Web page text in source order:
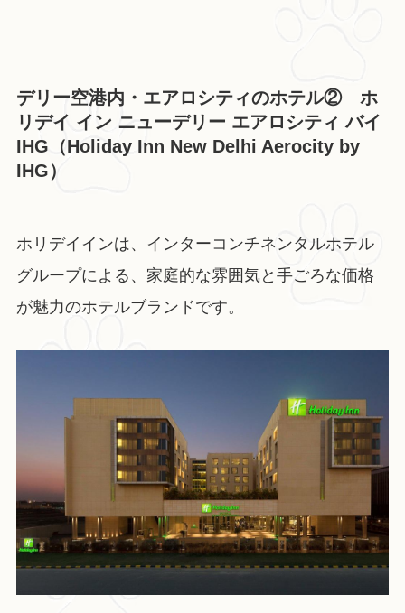
デリー空港内・エアロシティのホテル② ホ
リデイ イン ニューデリー エアロシティ バイ
IHG（Holiday Inn New Delhi Aerocity by
IHG）
ホリデイインは、インターコンチネンタルホテル
グループによる、家庭的な雰囲気と手ごろな価格
が魅力のホテルブランドです。